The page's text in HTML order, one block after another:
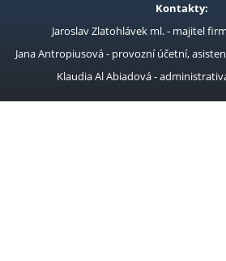
Horkovzdušné pistole
Hydraulické zvedáky
Kontakty:
Jaroslav Zlatohlávek ml. - majitel
Jana Antropiusová - provozní účetní,
Klaudia Al Abiadová -